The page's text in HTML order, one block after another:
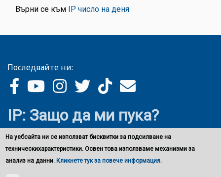
Върни се към IP число на деня
Последвайте ни:
IP: Защо да ми пука?
На уебсайта ни се използват бисквитки за подсилване на
техническихарактеристики. Освен това използваме механизми за
анализ на данни. Кликнете тук за повече информация.